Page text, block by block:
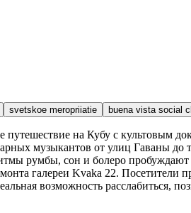
svetskoe meropriiatie buena vista social
путешествие на Кубу с
музыкантов от улиц Гаваны до
румбы, сон и болеро
галереи Kvaka 22.
возможность расслабиться,